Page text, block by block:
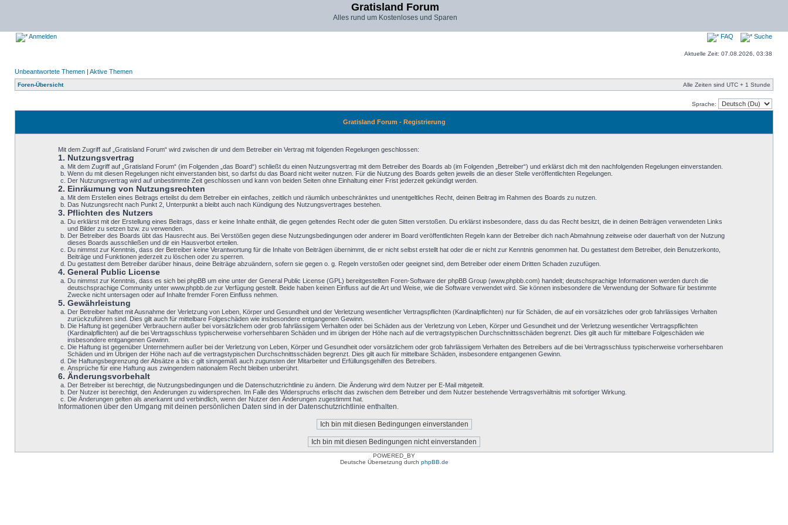
Gratisland Forum
Alles rund um Kostenloses und Sparen
Anmelden FAQ Suche
Aktuelle Zeit: 07.08.2026, 03:38
Unbeantwortete Themen | Aktive Themen
Foren-Übersicht Alle Zeiten sind UTC + 1 Stunde
Sprache:
Gratisland Forum - Registrierung
Mit dem Zugriff auf „Gratisland Forum“ wird zwischen dir und dem Betreiber ein Vertrag mit folgenden Regelungen geschlossen:
1. Nutzungsvertrag
Mit dem Zugriff auf „Gratisland Forum“ (im Folgenden „das Board“) schließt du einen Nutzungsvertrag mit dem Betreiber des Boards ab (im Folgenden „Betreiber“) und erklärst dich mit den nachfolgenden Regelungen einverstanden.
Wenn du mit diesen Regelungen nicht einverstanden bist, so darfst du das Board nicht weiter nutzen. Für die Nutzung des Boards gelten jeweils die an dieser Stelle veröffentlichten Regelungen.
Der Nutzungsvertrag wird auf unbestimmte Zeit geschlossen und kann von beiden Seiten ohne Einhaltung einer Frist jederzeit gekündigt werden.
2. Einräumung von Nutzungsrechten
Mit dem Erstellen eines Beitrags erteilst du dem Betreiber ein einfaches, zeitlich und räumlich unbeschränktes und unentgeltliches Recht, deinen Beitrag im Rahmen des Boards zu nutzen.
Das Nutzungsrecht nach Punkt 2, Unterpunkt a bleibt auch nach Kündigung des Nutzungsvertrages bestehen.
3. Pflichten des Nutzers
Du erklärst mit der Erstellung eines Beitrags, dass er keine Inhalte enthält, die gegen geltendes Recht oder die guten Sitten verstoßen. Du erklärst insbesondere, dass du das Recht besitzt, die in deinen Beiträgen verwendeten Links
und Bilder zu setzen bzw. zu verwenden.
Der Betreiber des Boards übt das Hausrecht aus. Bei Verstößen gegen diese Nutzungsbedingungen oder anderer im Board veröffentlichten Regeln kann der Betreiber dich nach Abmahnung zeitweise oder dauerhaft von der Nutzung
dieses Boards ausschließen und dir ein Hausverbot erteilen.
Du nimmst zur Kenntnis, dass der Betreiber keine Verantwortung für die Inhalte von Beiträgen übernimmt, die er nicht selbst erstellt hat oder die er nicht zur Kenntnis genommen hat. Du gestattest dem Betreiber, dein Benutzerkonto,
Beiträge und Funktionen jederzeit zu löschen oder zu sperren.
Du gestattest dem Betreiber darüber hinaus, deine Beiträge abzuändern, sofern sie gegen o. g. Regeln verstoßen oder geeignet sind, dem Betreiber oder einem Dritten Schaden zuzufügen.
4. General Public License
Du nimmst zur Kenntnis, dass es sich bei phpBB um eine unter der General Public License (GPL) bereitgestellten Foren-Software der phpBB Group (www.phpbb.com) handelt; deutschsprachige Informationen werden durch die
deutschsprachige Community unter www.phpbb.de zur Verfügung gestellt. Beide haben keinen Einfluss auf die Art und Weise, wie die Software verwendet wird. Sie können insbesondere die Verwendung der Software für bestimmte
Zwecke nicht untersagen oder auf Inhalte fremder Foren Einfluss nehmen.
5. Gewährleistung
Der Betreiber haftet mit Ausnahme der Verletzung von Leben, Körper und Gesundheit und der Verletzung wesentlicher Vertragspflichten (Kardinalpflichten) nur für Schäden, die auf ein vorsätzliches oder grob fahrlässiges Verhalten
zurückzuführen sind. Dies gilt auch für mittelbare Folgeschäden wie insbesondere entgangenen Gewinn.
Die Haftung ist gegenüber Verbrauchern außer bei vorsätzlichem oder grob fahrlässigem Verhalten oder bei Schäden aus der Verletzung von Leben, Körper und Gesundheit und der Verletzung wesentlicher Vertragspflichten
(Kardinalpflichten) auf die bei Vertragsschluss typischerweise vorhersehbaren Schäden und im übrigen der Höhe nach auf die vertragstypischen Durchschnittsschäden begrenzt. Dies gilt auch für mittelbare Folgeschäden wie
insbesondere entgangenen Gewinn.
Die Haftung ist gegenüber Unternehmern außer bei der Verletzung von Leben, Körper und Gesundheit oder vorsätzlichem oder grob fahrlässigem Verhalten des Betreibers auf die bei Vertragsschluss typischerweise vorhersehbaren
Schäden und im Übrigen der Höhe nach auf die vertragstypischen Durchschnittsschäden begrenzt. Dies gilt auch für mittelbare Schäden, insbesondere entgangenen Gewinn.
Die Haftungsbegrenzung der Absätze a bis c gilt sinngemäß auch zugunsten der Mitarbeiter und Erfüllungsgehilfen des Betreibers.
Ansprüche für eine Haftung aus zwingendem nationalem Recht bleiben unberührt.
6. Änderungsvorbehalt
Der Betreiber ist berechtigt, die Nutzungsbedingungen und die Datenschutzrichtlinie zu ändern. Die Änderung wird dem Nutzer per E-Mail mitgeteilt.
Der Nutzer ist berechtigt, den Änderungen zu widersprechen. Im Falle des Widerspruchs erlischt das zwischen dem Betreiber und dem Nutzer bestehende Vertragsverhältnis mit sofortiger Wirkung.
Die Änderungen gelten als anerkannt und verbindlich, wenn der Nutzer den Änderungen zugestimmt hat.
Informationen über den Umgang mit deinen persönlichen Daten sind in der Datenschutzrichtlinie enthalten.
POWERED_BY
Deutsche Übersetzung durch phpBB.de